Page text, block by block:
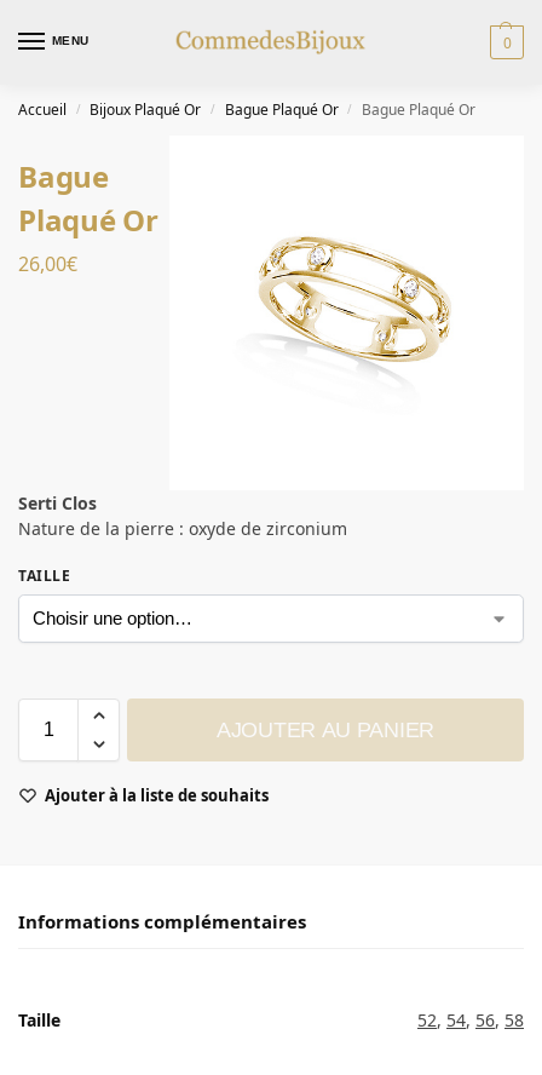
MENU 0
Accueil / Bijoux Plaqué Or / Bague Plaqué Or / Bague Plaqué Or
Bague
Plaqué Or
26,00€
Serti Clos
Nature de la pierre : oxyde de zirconium
TAILLE
AJOUTER AU PANIER
Ajouter à la liste de souhaits
Informations complémentaires
Taille 52, 54, 56, 58